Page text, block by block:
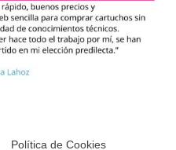
Política de Cookies